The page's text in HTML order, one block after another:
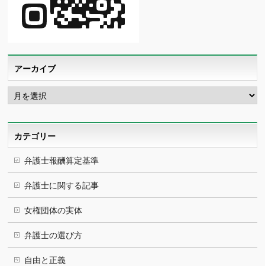
アーカイブ
ア
ー
カ
カテゴリー
弁護士報酬算定基準
弁護士に関する記事
女権団体の実体
弁護士の選び方
自由と正義